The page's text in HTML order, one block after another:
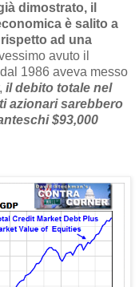
dimostrato, il
è salito a
ad una
avuto il
1986 aveva messo
il debito totale nel
azionari sarebbero
$93,000